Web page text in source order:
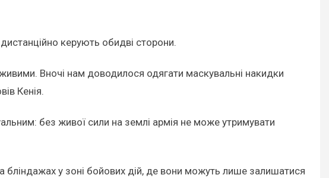
керують обидві сторони.
Вночі нам доводилося одягати маскувальні накидки
Кенія.
без живої сили на землі армія не може утримувати
бліндажах у зоні бойових дій, де вони можуть лише залишатися